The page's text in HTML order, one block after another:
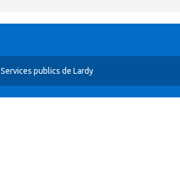
Services publics de Lardy